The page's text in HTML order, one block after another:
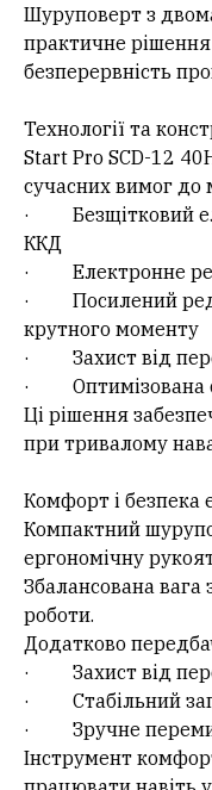
Шуруповерт з
практичне
безперервність
Технології та
Start Pro SCD-12
сучасних вимог до
· Безщітковий
ККД
· Електронне
· Посилений
крутного моменту
· Захист від
· Оптимізована
Ці рішення
при тривалому
Комфорт і безпека
Компактний
ергономічну
Збалансована
роботи.
Додатково
· Захист від
· Стабільний
· Зручне
Інструмент